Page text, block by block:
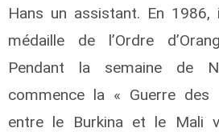
Hans un assistant. En
médaille de l’Ordre
Pendant la semaine de
commence la « Guerre des
entre le Burkina et le Mali